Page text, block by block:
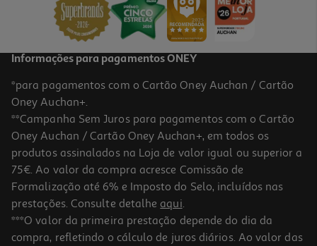
49,99 €
3.0
Teclado S/fios Ewent Ew3119 Bluetooth Pt
19.99 €/un
Informações para pagamentos ONEY
*para pagamentos com o Cartão Oney Auchan / Cartão
Oney Auchan+.
**Campanha Sem Juros para pagamentos com o Cartão
Oney Auchan / Cartão Oney Auchan+, em todos os
produtos assinalados na Loja de valor igual ou superior a
75€. Ao valor da compra acresce Comissão de
Formalização até 6% e Imposto do Selo, incluídos nas
prestações. Consulte detalhe aqui.
***O valor da primeira prestação depende do dia da
compra, refletindo o cálculo de juros diários. Ao valor das